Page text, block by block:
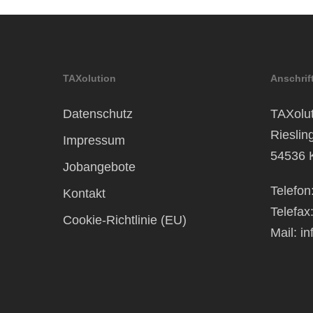
TAXolution
Datenschutz
Impressum
Jobangebote
Kontakt
Cookie-Richtlinie (EU)
54536
Mail: